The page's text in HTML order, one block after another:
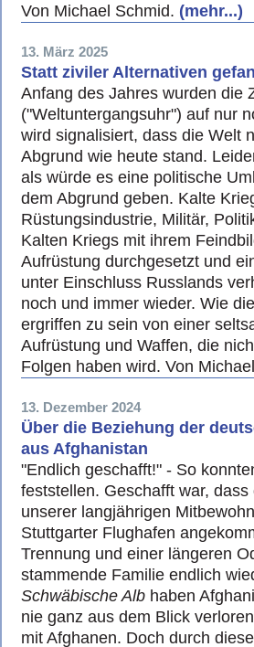
Von Michael Schmid. (mehr...)
13. März 2025
Statt ziviler Alternativen
Anfang des Jahres wurden die
("Weltuntergangsuhr") auf nur
wird signalisiert, dass die Welt
Abgrund wie heute stand.
als würde es eine politische
dem Abgrund geben. Kalte
Rüstungsindustrie, Militär,
Kalten Kriegs mit ihrem
Aufrüstung durchgesetzt und
unter Einschluss Russlands
noch und immer wieder. Wie
ergriffen zu sein von einer
Aufrüstung und Waffen, die
Folgen haben wird. Von
13. Dezember 2024
Über die Beziehung der
aus Afghanistan
"Endlich geschafft!" - So
feststellen. Geschafft war,
unserer langjährigen
Stuttgarter Flughafen
Trennung und einer längeren
stammende Familie endlich
Schwäbische Alb haben
nie ganz aus dem Blick
mit Afghanen. Doch durch